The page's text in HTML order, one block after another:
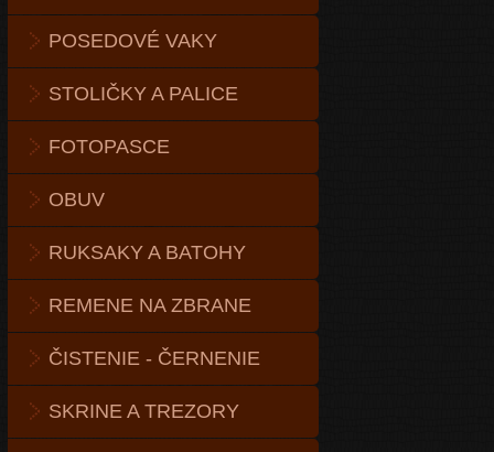
POSEDOVÉ VAKY
STOLIČKY A PALICE
FOTOPASCE
OBUV
RUKSAKY A BATOHY
REMENE NA ZBRANE
ČISTENIE - ČERNENIE
SKRINE A TREZORY